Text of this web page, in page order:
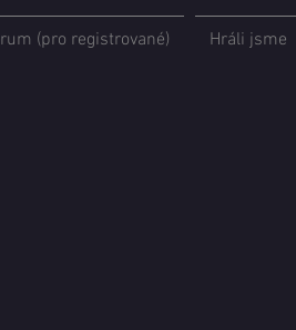
(pro registrované) Hráli jsme